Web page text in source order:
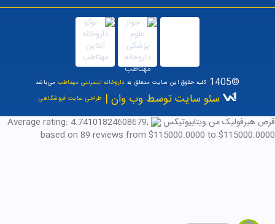
©1405 کلیه حقوق این سایت متعلق به داروخانه اینترنتی مهتاطبمی‌باشد
سئو سایت توسط وب وان | طراحی سایت فروشگاهی
قرص هیرفولیک من ویتابیوتیکس Average rating: 4.74101824608679,
based on 89 reviews from $115000.0000 to $115000.0000